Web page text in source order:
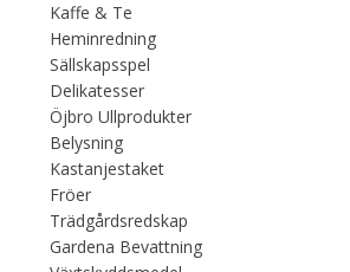
Kaffe & Te
Heminredning
Sällskapsspel
Delikatesser
Öjbro Ullprodukter
Belysning
Kastanjestaket
Fröer
Trädgårdsredskap
Gardena Bevattning